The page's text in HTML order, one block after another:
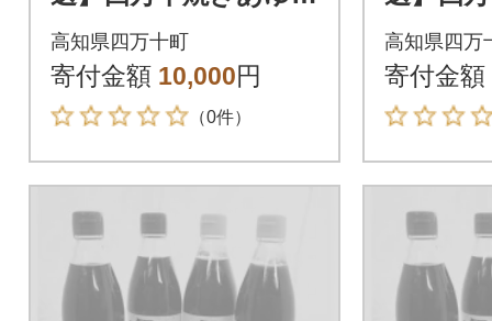
し醤油・ゆずポン酢4
本 Ess-05
高知県四万十町
寄付金額 10,000円
（0件）
し醤油
本 Ess-
高知県四万
寄付金額